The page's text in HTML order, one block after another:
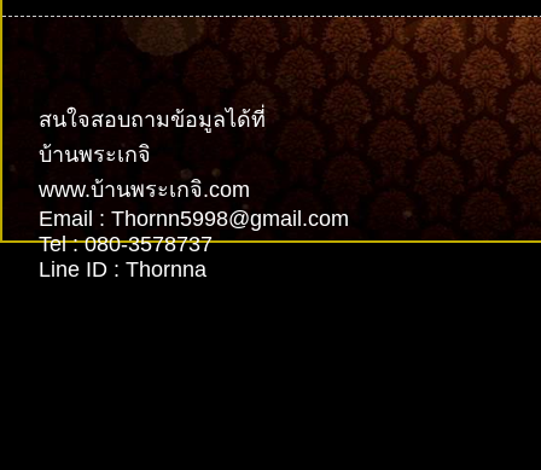
สนใจสอบถามข้อมูลได้ที่
บ้านพระเกจิ
www.บ้านพระเกจิ.com
Email : Thornn5998@gmail.com
Tel : 080-3578737
Line ID : Thornna